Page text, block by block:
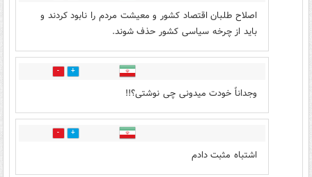
اصلاح طلبان اقتصاد کشور و معیشت مردم را نابود کردند و
باید از چرخه سیاسی کشور حذف شوند.
9
وجداناً خودت میدونی چی نوشتی؟!!
1
اشتباه مثبت دادم